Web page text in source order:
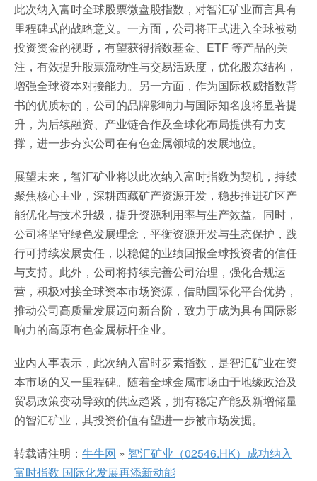
此次纳入富时全球股票微盘股指数，对智汇矿业而言具有
里程碑式的战略意义。一方面，公司将正式进入全球被动
投资资金的视野，有望获得指数基金、ETF 等产品的关
注，有效提升股票流动性与交易活跃度，优化股东结构，
增强全球资本对接能力。另一方面，作为国际权威指数背
书的优质标的，公司的品牌影响力与国际知名度将显著提
升，为后续融资、产业链合作及全球化布局提供有力支
撑，进一步夯实公司在有色金属领域的发展地位。
展望未来，智汇矿业将以此次纳入富时指数为契机，持续
聚焦核心主业，深耕西藏矿产资源开发，稳步推进矿区产
能优化与技术升级，提升资源利用率与生产效益。同时，
公司将坚守绿色发展理念，平衡资源开发与生态保护，践
行可持续发展责任，以稳健的业绩回报全球投资者的信任
与支持。此外，公司将持续完善公司治理，强化合规运
营，积极对接全球资本市场资源，借助国际化平台优势，
推动公司高质量发展迈向新台阶，致力于成为具有国际影
响力的高原有色金属标杆企业。
业内人事表示，此次纳入富时罗素指数，是智汇矿业在资
本市场的又一里程碑。随着全球金属市场由于地缘政治及
贸易政策变动导致的供应趋紧，拥有稳定产能及新增储量
的智汇矿业，其投资价值有望进一步被市场发掘。
转载请注明： 牛牛网 » 智汇矿业（02546.HK）成功纳入
富时指数 国际化发展再添新动能